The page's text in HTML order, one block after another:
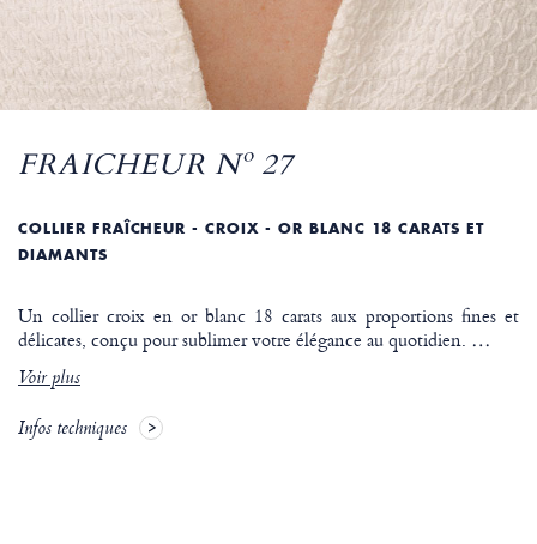
FRAICHEUR Nº 27
COLLIER FRAÎCHEUR - CROIX - OR BLANC 18 CARATS ET
DIAMANTS
Un collier croix en or blanc 18 carats aux proportions fines et
délicates, conçu pour sublimer votre élégance au quotidien. …
Voir plus
Infos techniques